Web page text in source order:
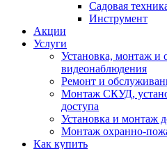
Садовая
Инструмент
Акции
Услуги
Установка, монтаж и
видеонаблюдения
Ремонт и
Монтаж СКУД,
доступа
Установка и монтаж
Монтаж охранно-
Как купить